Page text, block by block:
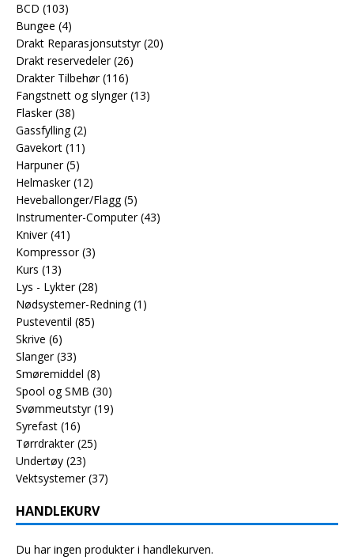
BCD (103)
Bungee (4)
Drakt Reparasjonsutstyr (20)
Drakt reservedeler (26)
Drakter Tilbehør (116)
Fangstnett og slynger (13)
Flasker (38)
Gassfylling (2)
Gavekort (11)
Harpuner (5)
Helmasker (12)
Heveballonger/Flagg (5)
Instrumenter-Computer (43)
Kniver (41)
Kompressor (3)
Kurs (13)
Lys - Lykter (28)
Nødsystemer-Redning (1)
Pusteventil (85)
Skrive (6)
Slanger (33)
Smøremiddel (8)
Spool og SMB (30)
Svømmeutstyr (19)
Syrefast (16)
Tørrdrakter (25)
Undertøy (23)
Vektsystemer (37)
HANDLEKURV
Du har ingen produkter i handlekurven.